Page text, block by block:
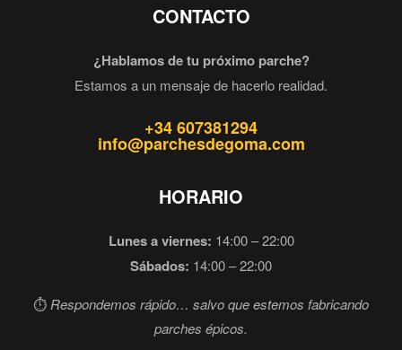
CONTACTO
¿Hablamos de tu próximo parche?
Estamos a un mensaje de hacerlo realidad.
+34 607381294
info@parchesdegoma.com
HORARIO
Lunes a viernes: 14:00 – 22:00
Sábados: 14:00 – 22:00
⏱️ Respondemos rápido… salvo que estemos fabricando
parches épicos.